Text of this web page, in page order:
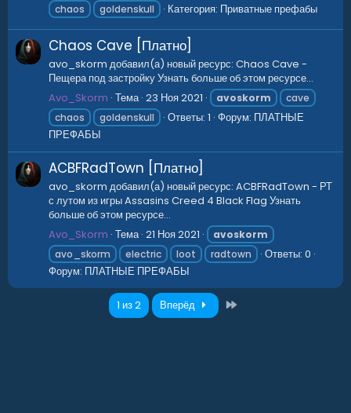
chaos
goldenskull Категория: Приватные префабы
Chaos Cave [Платно]
avo_skorm добавил(а) новый ресурс: Chaos Cave -
Пещера под застройку Узнать больше об этом ресурсе...
Avo_Skorm Тема 23 Ноя 2021 avoskorm
cave
chaos
goldenskull Ответы: 1 Форум: ПЛАТНЫЕ
ПРЕФАБЫ
ACBFRadTown [Платно]
avo_skorm добавил(а) новый ресурс: ACBFRadTown - РТ
с лутом из игры Assasins Creed 4 Black Flag Узнать
больше об этом ресурсе...
Avo_Skorm Тема 21 Ноя 2021
avoskorm
avo_skorm
electric loot radtown
Ответы: 0
Форум: ПЛАТНЫЕ ПРЕФАБЫ
1 из 2 Вперёд